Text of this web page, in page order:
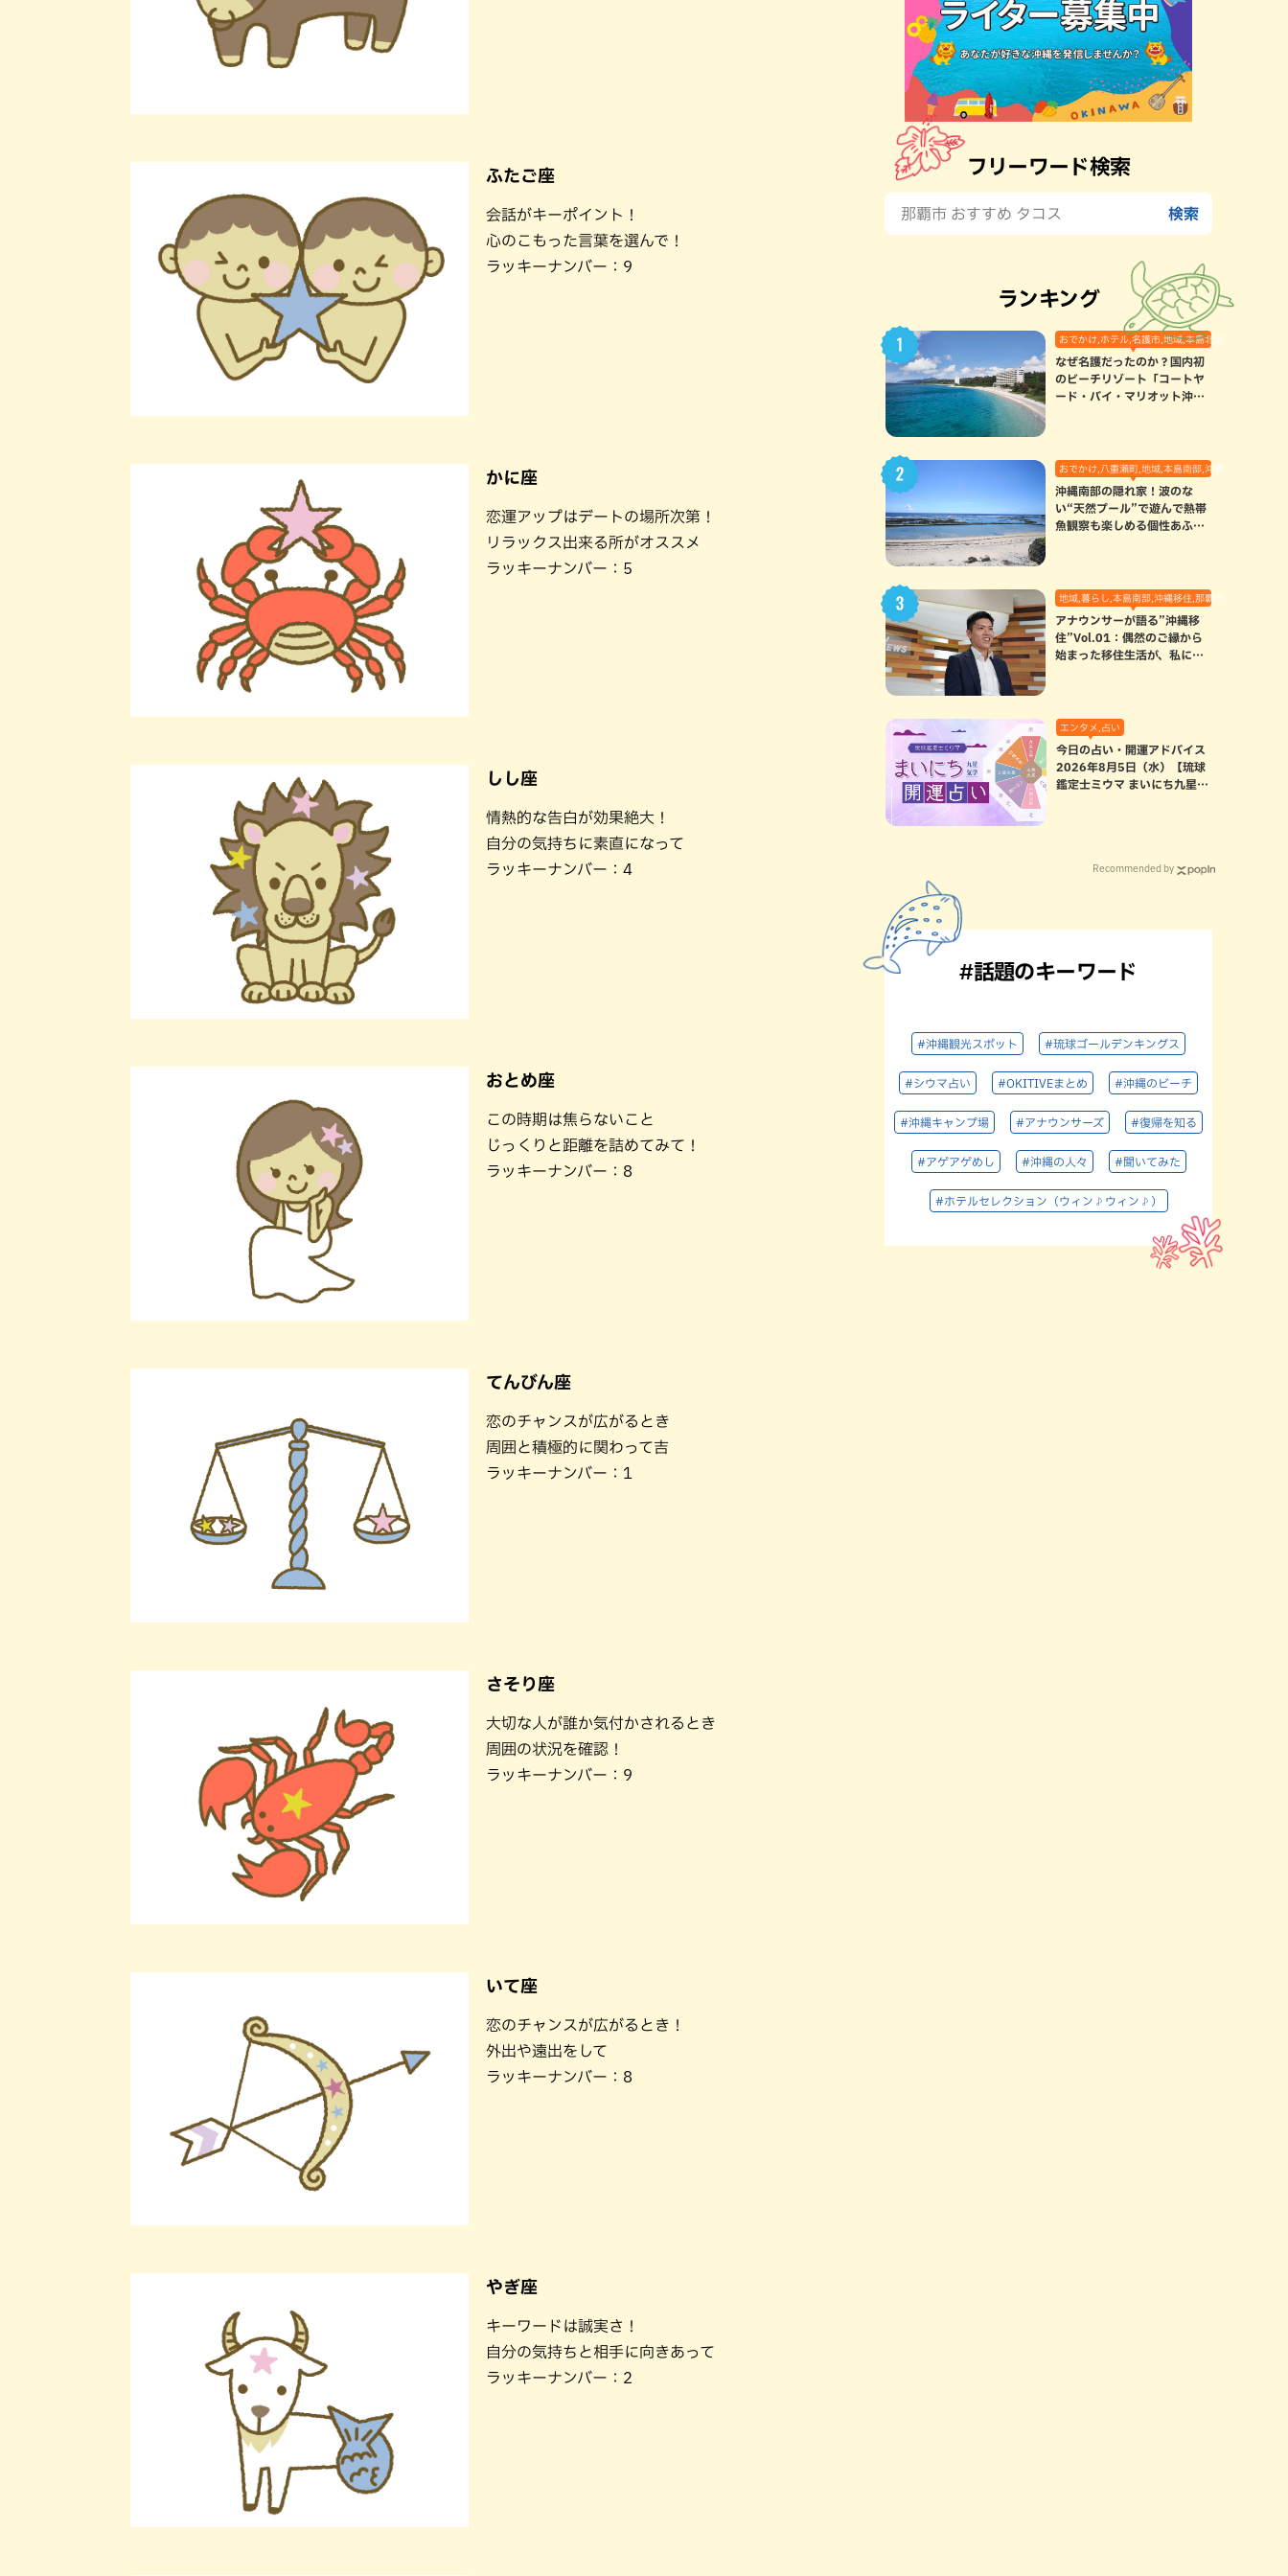
ふたご座
会話がキーポイント！
心のこもった言葉を選んで！
ラッキーナンバー：9
かに座
恋運アップはデートの場所次第！
リラックス出来る所がオススメ
ラッキーナンバー：5
しし座
情熱的な告白が効果絶大！
自分の気持ちに素直になって
ラッキーナンバー：4
おとめ座
この時期は焦らないこと
じっくりと距離を詰めてみて！
ラッキーナンバー：8
てんびん座
恋のチャンスが広がるとき
周囲と積極的に関わって吉
ラッキーナンバー：1
さそり座
大切な人が誰か気付かされるとき
周囲の状況を確認！
ラッキーナンバー：9
いて座
恋のチャンスが広がるとき！
外出や遠出をして
ラッキーナンバー：8
やぎ座
キーワードは誠実さ！
自分の気持ちと相手に向きあって
ラッキーナンバー：2
フリーワード検索
ランキング
おでかけ,ホテル,名護市,地域,本島北部
なぜ名護だったのか？国内初
のビーチリゾート「コートヤ
ード・バイ・マリオット沖縄
おでかけ,八重瀬町,地域,本島南部,沖縄の海,自然
沖縄南部の隠れ家！波のな
い“天然プール”で遊んで熱帯
魚観察も楽しめる個性あふれ
地域,暮らし,本島南部,沖縄移住,那覇市
アナウンサーが語る”沖縄移
住”Vol.01：偶然のご縁から
始まった移住生活が、私にと
エンタメ,占い
今日の占い・開運アドバイス
2026年8月5日（水）【琉球
鑑定士ミウマ まいにち九星気
Recommended by
#話題のキーワード
#沖縄観光スポット #琉球ゴールデンキングス
#シウマ占い #OKITIVEまとめ #沖縄のビーチ
#沖縄キャンプ場 #アナウンサーズ #復帰を知る
#アゲアゲめし #沖縄の人々 #聞いてみた
#ホテルセレクション（ウィン♪ウィン♪）